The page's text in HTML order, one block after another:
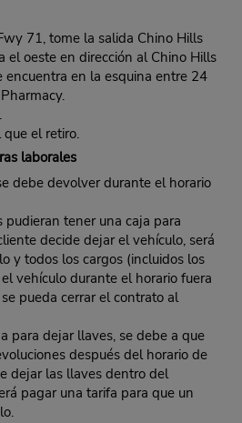
71, tome la salida Chino Hills
el oeste en dirección al Chino Hills
encuentra en la esquina entre 24
que el retiro.
laborales
debe devolver durante el horario
pudieran tener una caja para
decide dejar el vehículo, será
y todos los cargos (incluidos los
vehículo durante el horario fuera
pueda cerrar el contrato al
para dejar llaves, se debe a que
después del horario de
dejar las llaves dentro del
pagar una tarifa para que un